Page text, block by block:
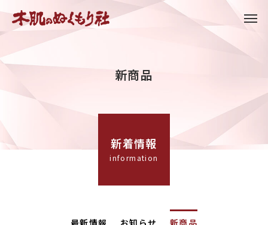
新商品
新着情報
information
最新情報 お知らせ 新商品